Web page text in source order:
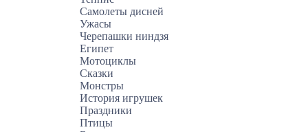
Самолеты дисней
Ужасы
Черепашки ниндзя
Египет
Мотоциклы
Сказки
Монстры
История игрушек
Праздники
Птицы